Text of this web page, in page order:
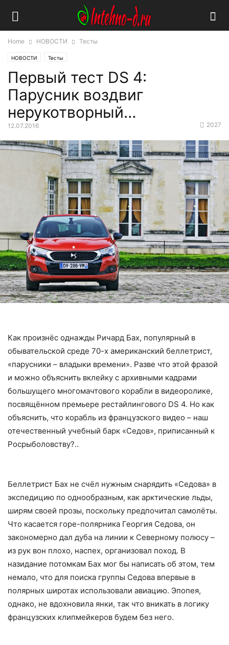
Home НОВОСТИ Тесты
НОВОСТИ Тесты
Первый тест DS 4:
Парусник воздвиг
нерукотворный…
12.07.2016 2027
Как произнёс однажды Ричард Бах, популярный в
обывательской среде 70-х американский беллетрист,
«парусники – владыки времени». Разве что этой фразой
и можно объяснить вклейку с архивными кадрами
большущего многомачтового корабли в видеоролике,
посвящённом премьере рестайлингового DS 4. Но как
объяснить, что корабль из французского видео – наш
отечественный учебный барк «Седов», приписанный к
Росрыболовству?..
Беллетрист Бах не счёл нужным снарядить «Седова» в
экспедицию по однообразным, как арктические льды,
ширям своей прозы, поскольку предпочитал самолёты.
Что касается горе-полярника Георгия Седова, он
закономерно дал дуба на линии к Северному полюсу –
из рук вон плохо, наспех, организовал поход. В
назидание потомкам Бах мог бы написать об этом, тем
немало, что для поиска группы Седова впервые в
полярных широтах использовали авиацию. Эпопея,
однако, не вдохновила янки, так что вникать в логику
французских клипмейкеров будем без него.